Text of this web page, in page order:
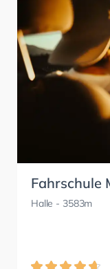
Fahrschule
Halle - 3583m